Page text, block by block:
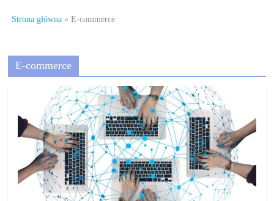
dla
firm
–
jak
prowadzić
działalność
Strona główna »E-commerce
E-commerce